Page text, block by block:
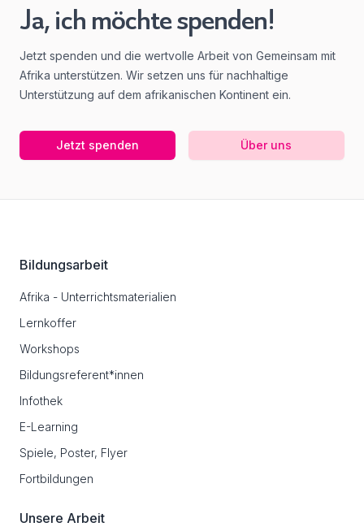
Ja, ich möchte spenden!
Jetzt spenden und die wertvolle Arbeit von Gemeinsam mit
Afrika unterstützen. Wir setzen uns für nachhaltige
Unterstützung auf dem afrikanischen Kontinent ein.
Jetzt spenden Über uns
Bildungsarbeit
Afrika - Unterrichtsmaterialien
Lernkoffer
Workshops
Bildungsreferent*innen
Infothek
E-Learning
Spiele, Poster, Flyer
Fortbildungen
Unsere Arbeit